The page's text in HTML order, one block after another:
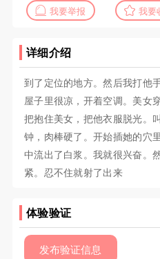
我要举报 我要
详细介绍
到了定位的地方。然后我打他
屋子里很凉，开着空调。美女
把抱住美女，把他衣服脱光。
钟，肉棒硬了。开始插她的穴
中流出了白浆。我就很兴奋。
紧。忍不住就射了出来
体验验证
发布验证信息